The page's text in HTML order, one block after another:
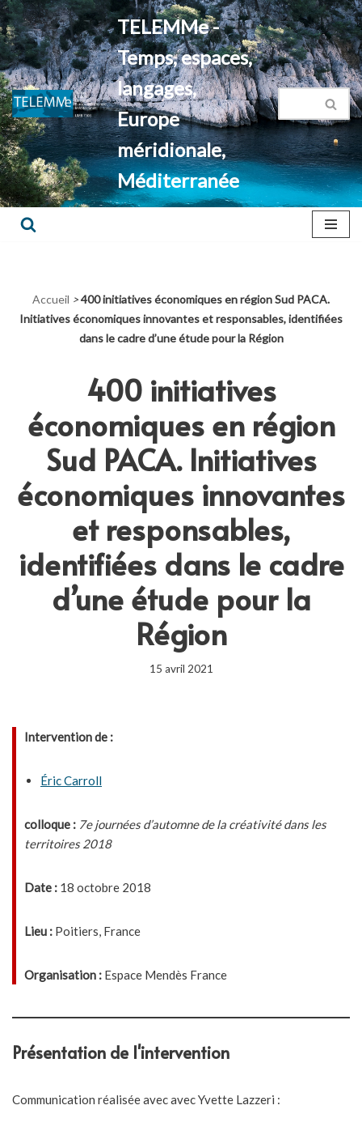
Aller
au
contenu
TELEMMe -
Temps, espaces,
langages,
Europe
méridionale,
Méditerranée
Accueil >400 initiatives économiques en région Sud PACA.
Initiatives économiques innovantes et responsables, identifiées
dans le cadre d’une étude pour la Région
400 initiatives
économiques en région
Sud PACA. Initiatives
économiques innovantes
et responsables,
identifiées dans le cadre
d’une étude pour la
Région
15 avril 2021
Intervention de :
Éric Carroll
colloque : 7e journées d’automne de la créativité dans les
territoires 2018
Date : 18 octobre 2018
Lieu : Poitiers, France
Organisation : Espace Mendès France
Présentation de l'intervention
Communication réalisée avec avec Yvette Lazzeri :